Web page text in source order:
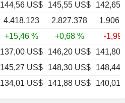
144,56 US$ 145,55 US$
142,65
4.418.123 2.827.378
+15,46 % +0,68 %
-1,99
137,00 US$ 146,20 US$
141,80
145,27 US$ 148,30 US$
148,44
134,01 US$ 141,88 US$ 140,01